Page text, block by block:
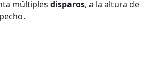
múltiplesdisparos, a la altura de